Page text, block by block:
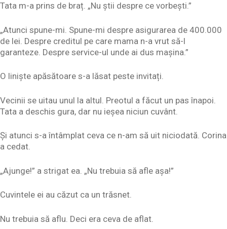
Tata m-a prins de braț. „Nu știi despre ce vorbești.”
„Atunci spune-mi. Spune-mi despre asigurarea de 400.000
de lei. Despre creditul pe care mama n-a vrut să-l
garanteze. Despre service-ul unde ai dus mașina.”
O liniște apăsătoare s-a lăsat peste invitați.
Vecinii se uitau unul la altul. Preotul a făcut un pas înapoi.
Tata a deschis gura, dar nu ieșea niciun cuvânt.
Și atunci s-a întâmplat ceva ce n-am să uit niciodată. Corina
a cedat.
„Ajunge!” a strigat ea. „Nu trebuia să afle așa!”
Cuvintele ei au căzut ca un trăsnet.
Nu trebuia să aflu. Deci era ceva de aflat.